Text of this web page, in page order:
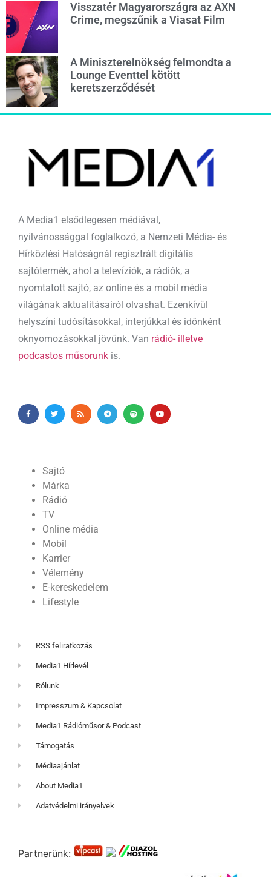
Visszatér Magyarországra az AXN
Crime, megszűnik a Viasat Film
A Miniszterelnökség felmondta a
Lounge Eventtel kötött
keretszerződését
A Media1 elsődlegesen médiával,
nyilvánossággal foglalkozó, a Nemzeti Média- és
Hírközlési Hatóságnál regisztrált digitális
sajtótermék, ahol a televíziók, a rádiók, a
nyomtatott sajtó, az online és a mobil média
világának aktualitásairól olvashat. Ezenkívül
helyszíni tudósításokkal, interjúkkal és időnként
oknyomozásokkal jövünk. Van rádió- illetve
podcastos műsorunk is.
Sajtó
Márka
Rádió
TV
Online média
Mobil
Karrier
Vélemény
E-kereskedelem
Lifestyle
RSS feliratkozás
Media1 Hírlevél
Rólunk
Impresszum & Kapcsolat
Media1 Rádióműsor & Podcast
Támogatás
Médiaajánlat
About Media1
Adatvédelmi irányelvek
Partnerünk: